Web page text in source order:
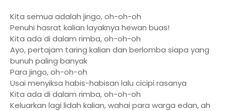
Kita semua adalah jingo, oh-oh-oh
Penuhi hasrat kalian layaknya hewan buas!
Kita ada di dalam rimba, oh-oh-oh
Ayo, pertajam taring kalian dan berlomba siapa yang
bunuh paling banyak
Para jingo, oh-oh-oh
Usai menyiksa habis-habisan lalu cicipi rasanya
Kita ada di dalam rimba, oh-oh-oh
Keluarkan lagi lidah kalian, wahai para warga edan, ah